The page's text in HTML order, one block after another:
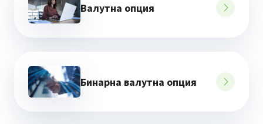
Валутна опция
Бинарна валутна опция